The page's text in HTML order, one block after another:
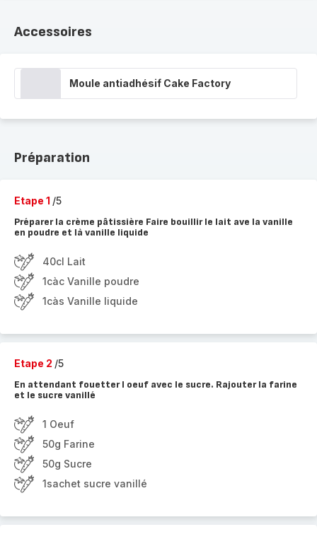
Accessoires
Moule antiadhésif Cake Factory
Préparation
Etape 1 /5
Préparer la crème pâtissière Faire bouillir le lait ave la vanille
en poudre et là vanille liquide
40cl Lait
1càc Vanille poudre
1càs Vanille liquide
Etape 2 /5
En attendant fouetter l oeuf avec le sucre. Rajouter la farine
et le sucre vanillé
1 Oeuf
50g Farine
50g Sucre
1sachet sucre vanillé